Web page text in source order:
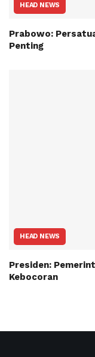
HEAD NEWS
Prabowo:
Penting
HEAD NEWS
Presiden:
Kebocoran